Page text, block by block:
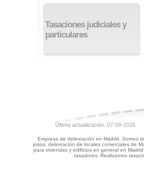
Tasaciones judiciales y
particulares
Última actualización: 07-08-2026
Empresa de delineación en Madrid. Somos
pisos, delineación de locales comerciales de
para viviendas y edificios en general en
tasadores. Realizamos